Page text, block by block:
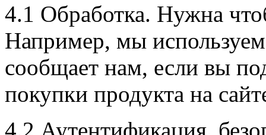
4.1 Обработка. Нужна
Например, мы
сообщает нам, если вы
покупки продукта на
4.2 Аутентификация,